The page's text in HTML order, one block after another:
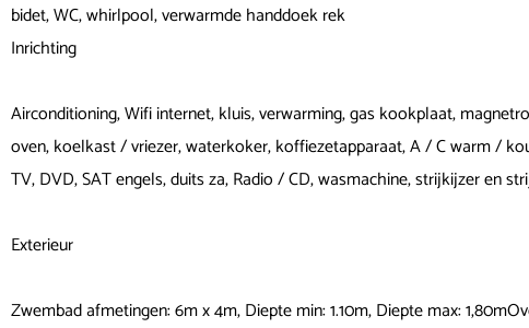
bidet, WC, whirlpool, verwarmde handdoek rek
Inrichting
Airconditioning, Wifi internet, kluis, verwarming, gas kookplaat,
oven, koelkast / vriezer, waterkoker, koffiezetapparaat, A / C warm /
TV, DVD, SAT engels, duits za, Radio / CD, wasmachine, strijkijzer en
Exterieur
Zwembad afmetingen: 6m x 4m, Diepte min: 1.10m, Diepte max: